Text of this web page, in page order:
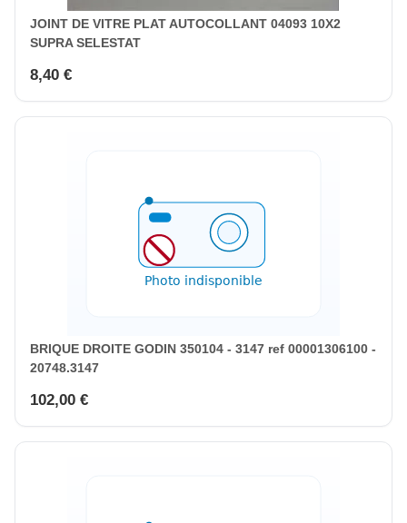
JOINT DE VITRE PLAT AUTOCOLLANT 04093 10X2
SUPRA SELESTAT
8,40 €
BRIQUE DROITE GODIN 350104 - 3147 ref 00001306100 -
20748.3147
102,00 €